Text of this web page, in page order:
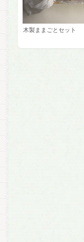
木製ままごとセット